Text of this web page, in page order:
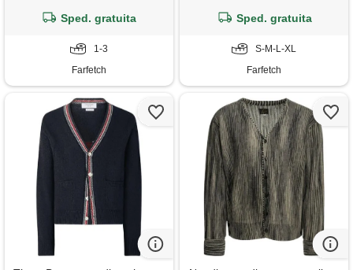
Sped. gratuita
1-3
Farfetch
Sped. gratuita
S-M-L-XL
Farfetch